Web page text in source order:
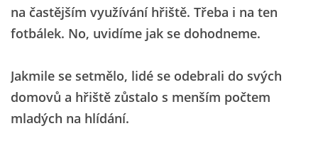
na častějším využívání hřiště. Třeba i na ten
fotbálek. No, uvidíme jak se dohodneme.
Jakmile se setmělo, lidé se odebrali do svých
domovů a hřiště zůstalo s menším počtem
mladých na hlídání.